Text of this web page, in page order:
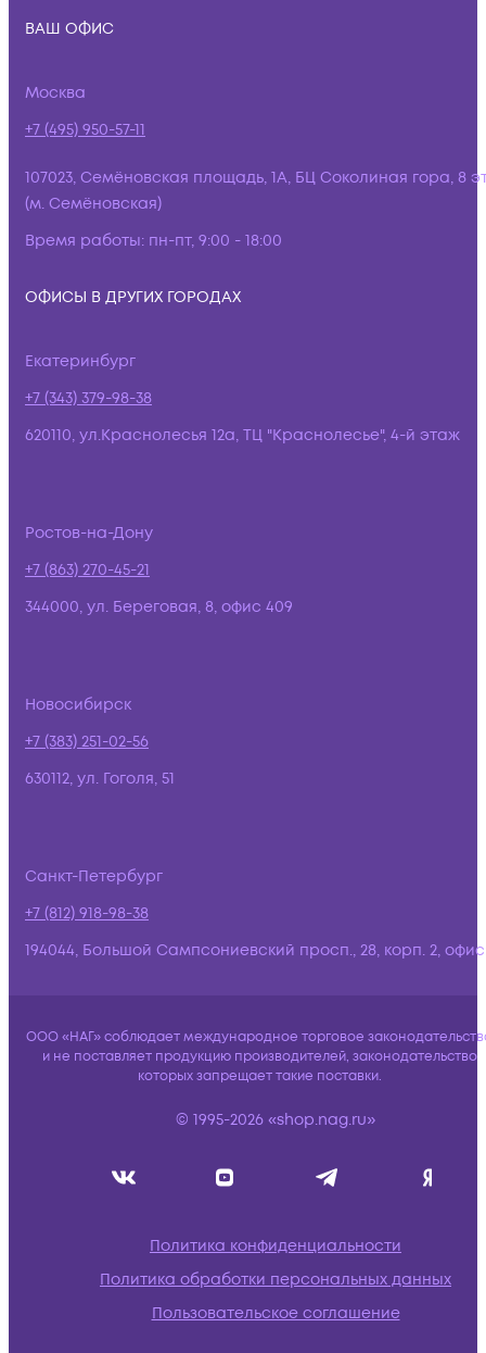
ВАШ ОФИС
Москва
+7 (495) 950-57-11
107023, Семёновская площадь, 1А, БЦ Соколиная гора, 8
(м. Семёновская)
Время работы: пн-пт, 9:00 - 18:00
ОФИСЫ В ДРУГИХ ГОРОДАХ
Екатеринбург
+7 (343) 379-98-38
620110, ул.Краснолесья 12а, ТЦ "Краснолесье", 4-й этаж
Ростов-на-Дону
+7 (863) 270-45-21
344000, ул. Береговая, 8, офис 409
Новосибирск
+7 (383) 251-02-56
630112, ул. Гоголя, 51
Санкт-Петербург
+7 (812) 918-98-38
194044, Большой Сампсониевский просп., 28, корп. 2,
ООО «НАГ» соблюдает международное торговое
и не поставляет продукцию производителей, законодательство
которых запрещает такие поставки.
© 1995-2026 «shop.nag.ru»
Политика конфиденциальности
Политика обработки персональных данных
Пользовательское соглашение